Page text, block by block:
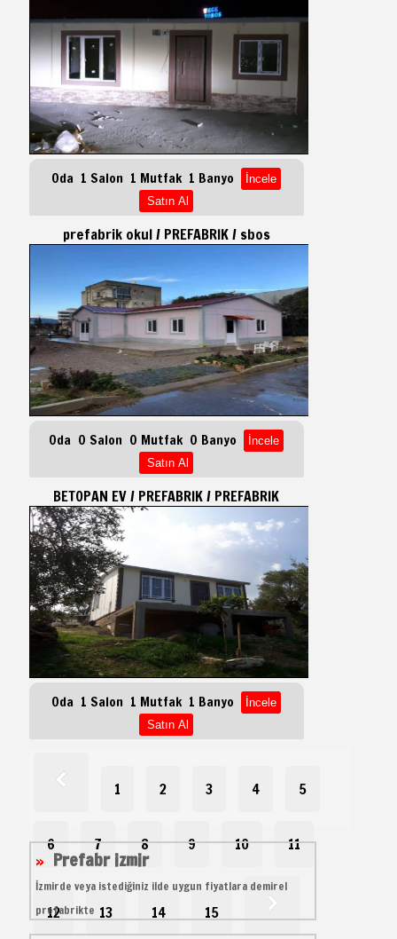
Oda 1 Salon 1 Mutfak 1 Banyo
prefabrik okul / PREFABRIK / sbos
Oda 0 Salon 0 Mutfak 0 Banyo
BETOPAN EV / PREFABRIK / PREFABRIK
Oda 1 Salon 1 Mutfak 1 Banyo
1 2 3 4 5
6 7 8 9 10 11
12 13 14 15
Prefabr izmir
İzmirde veya istediğiniz ilde uygun fiyatlara demirel
prefabrikte